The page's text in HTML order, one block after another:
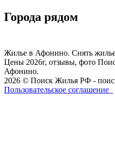
Города рядом
Жилье в Афонино. Снять жилье
Цены 2026г, отзывы, фото
Афонино.
2026 © Поиск Жилья РФ -
Пользовательское соглашение